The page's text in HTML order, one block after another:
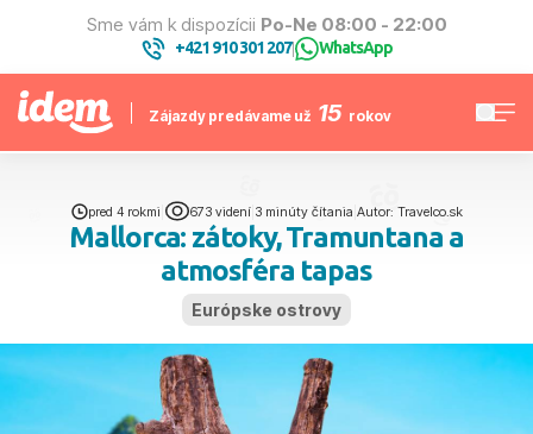
Sme vám k dispozícii Po-Ne 08:00 - 22:00
+421 910 301 207| WhatsApp
Zájazdy predávame už 15 rokov
pred 4 rokmi 673 videní| 3 minúty čítania Autor: Travelco.sk
Mallorca: zátoky, Tramuntana a
atmosféra tapas
Európske ostrovy